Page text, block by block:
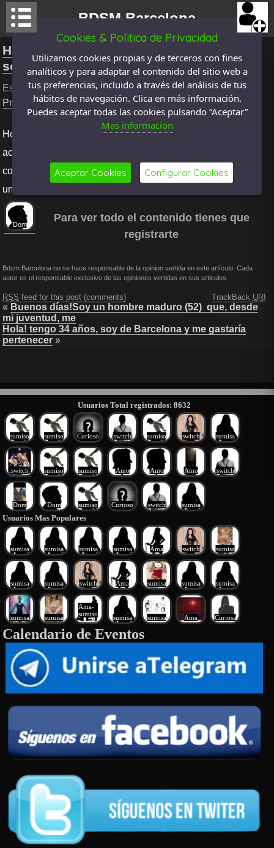
Cookies & Politica de Privacidad
Utilizamos cookies propias y de terceros con fines
analíticos y para adaptar el contenido del sitio web a
tus preferencias, incluido a través del análisis de tus
hábitos de navegación. Clica en más información.
Puedes aceptar todas las cookies pulsando “Aceptar”
Mas informacion
Aceptar Cookies Configurar Cookies
BDSM Barcelona
Hola buenas tardes ,soy un hombre
soltero que en la actualidad
Escrito porEMPUTECEDOREl: 19 mayo 2026 , categoria
Presentación, Visto177veces
Hola buenas tardes ,soy un hombre soltero que en la
actualidad tiene 53 años, de la provincia de guipuzcoa ,me
considero serio y a la vez diría que dominante. Desde hace
unos años a esta parte me he sentido atraído por q...
Dom
Para ver todo el contenido tienes que
registrarte
Bdsm Barcelona no se hace responsable de la opinion vertida en este artículo. Cada
autor es el responsable exclusivo de las opiniones vertidas en sus articulos
RSS feed for this post (comments) TrackBack URI
« Buenos días!Soy un hombre maduro (52) que, desde
mi juventud, me
Hola! tengo 34 años, soy de Barcelona y me gastaría
pertenecer »
Usuarios Total registrados: 8632
sumiso sumiso Curioso switch sumiso switch sumisa
switch sumiso sumiso Amo Amo Amo switch
Dom Dom sumiso Curioso switch sumisa
Usuarios Mas Populares
sumisa sumisa sumisa sumisa Ama switch sumisa
sumisa sumisa switch Ama sumisa sumisa sumisa
sumisa sumisa
Ama-
sumiso
sumisa sumisa Ama Curiosa
Calendario de Eventos